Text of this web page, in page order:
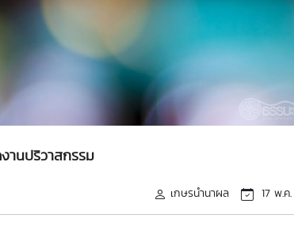
านปริวาสกรรม
เกษรนำนาผล 17 พ.ค